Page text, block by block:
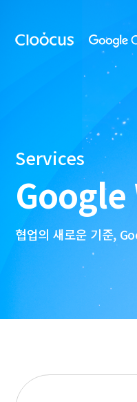
main
클
Services
협업의 새로운 기준,